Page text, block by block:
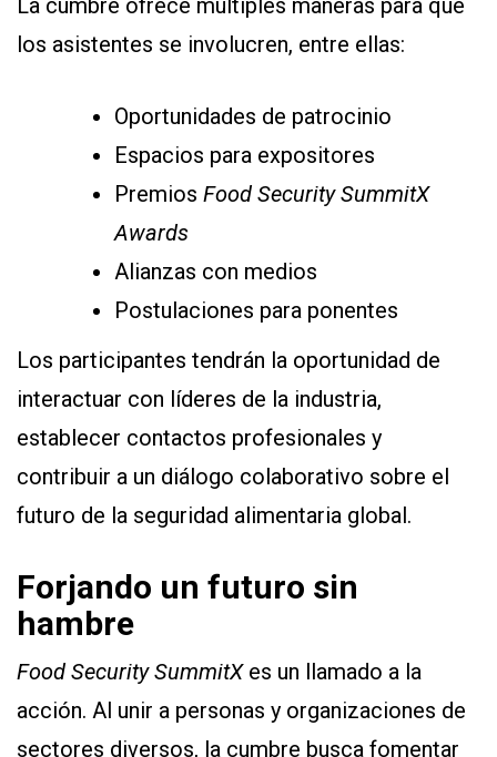
los asistentes se involucren, entre ellas:
Oportunidades de patrocinio
Espacios para expositores
Premios Food Security SummitX
Awards
Alianzas con medios
Postulaciones para ponentes
Los participantes tendrán la oportunidad de
interactuar con líderes de la industria,
establecer contactos profesionales y
contribuir a un diálogo colaborativo sobre el
futuro de la seguridad alimentaria global.
Forjando un futuro sin
hambre
Food Security SummitXes un llamado a la
acción. Al unir a personas y organizaciones de
sectores diversos, la cumbre busca fomentar